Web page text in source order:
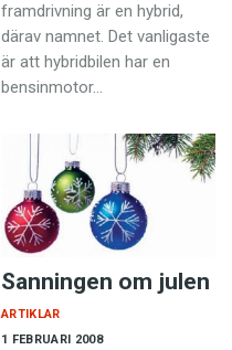
framdrivning är en hybrid,
därav namnet. Det vanligaste
är att hybridbilen har en
bensinmotor…
Sanningen om julen
1 FEBRUARI 2008
ARTIKLAR